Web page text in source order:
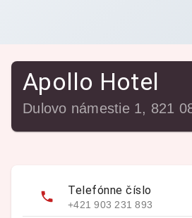
Apollo Hotel
Telefónne číslo
+421 903 231 893